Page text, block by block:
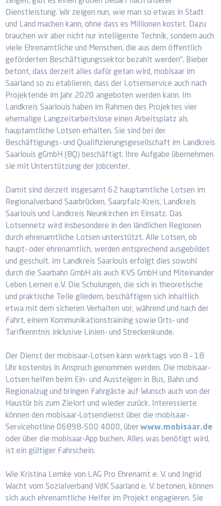
Dienstleistung. Wir zeigen nun, wie man so etwas in Stadt
und Land machen kann, ohne dass es Millionen kostet. Dazu
brauchen wir aber nicht nur intelligente Technik, sondern auch
viele Ehrenamtliche und Menschen, die aus dem öffentlich
geförderten Beschäftigungssektor bezahlt werden“. Bieber
betont, dass derzeit alles dafür getan wird, mobisaar im
Saarland so zu etablieren, dass der Lotsenservice auch nach
Projektende im Jahr 2020 angeboten werden kann. Im
Landkreis Saarlouis haben im Rahmen des Projektes vier
ehemalige Langzeitarbeitslose einen Arbeitsplatz als
hauptamtliche Lotsen erhalten. Sie sind bei der
Beschäftigungs- und Qualifizierungsgesellschaft im Landkreis
Saarlouis gGmbH (BQ) beschäftigt. Ihre Aufgabe übernehmen
sie mit Unterstützung der Jobcenter.
Damit sind derzeit insgesamt 62 hauptamtliche Lotsen im
Regionalverband Saarbrücken, Saarpfalz-Kreis, Landkreis
Saarlouis und Landkreis Neunkirchen im Einsatz. Das
Lotsennetz wird insbesondere in den ländlichen Regionen
durch ehrenamtliche Lotsen unterstützt. Alle Lotsen, ob
haupt- oder ehrenamtlich, werden entsprechend ausgebildet
und geschult. Im Landkreis Saarlouis erfolgt dies sowohl
durch die Saarbahn GmbH als auch KVS GmbH und Miteinander
Leben Lernen e.V. Die Schulungen, die sich in theoretische
und praktische Teile gliedern, beschäftigen sich inhaltlich
etwa mit dem sicheren Verhalten vor, während und nach der
Fahrt, einem Kommunikationstraining sowie Orts- und
Tarifkenntnis inklusive Linien- und Streckenkunde.
Der Dienst der mobisaar-Lotsen kann werktags von 8 – 18
Uhr kostenlos in Anspruch genommen werden. Die mobisaar-
Lotsen helfen beim Ein- und Aussteigen in Bus, Bahn und
Regionalzug und bringen Fahrgäste auf Wunsch auch von der
Haustür bis zum Zielort und wieder zurück. Interessierte
können den mobisaar-Lotsendienst über die mobisaar-
Servicehotline 06898-500 4000, überwww.mobisaar.de
oder über die mobisaar-App buchen. Alles was benötigt wird,
ist ein gültiger Fahrschein.
Wie Kristina Lemke von LAG Pro Ehrenamt e. V. und Ingrid
Wacht vom Sozialverband VdK Saarland e. V. betonen, können
sich auch ehrenamtliche Helfer im Projekt engagieren. Sie